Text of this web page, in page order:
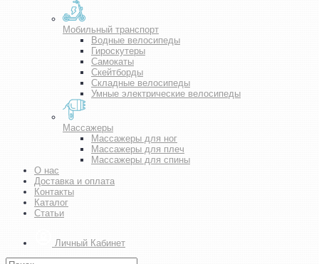
Мобильный транспорт
Водные велосипеды
Гироскутеры
Самокаты
Скейтборды
Складные велосипеды
Умные электрические велосипеды
Массажеры
Массажеры для ног
Массажеры для плеч
Массажеры для спины
О нас
Доставка и оплата
Контакты
Каталог
Статьи
Личный Кабинет